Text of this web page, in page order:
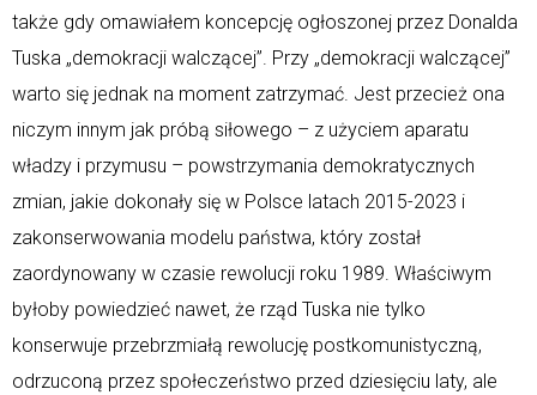
także gdy omawiałem koncepcję ogłoszonej przez Donalda
Tuska „demokracji walczącej”. Przy „demokracji walczącej”
warto się jednak na moment zatrzymać. Jest przecież ona
niczym innym jak próbą siłowego – z użyciem aparatu
władzy i przymusu – powstrzymania demokratycznych
zmian, jakie dokonały się w Polsce latach 2015-2023 i
zakonserwowania modelu państwa, który został
zaordynowany w czasie rewolucji roku 1989. Właściwym
byłoby powiedzieć nawet, że rząd Tuska nie tylko
konserwuje przebrzmiałą rewolucję postkomunistyczną,
odrzuconą przez społeczeństwo przed dziesięciu laty, ale